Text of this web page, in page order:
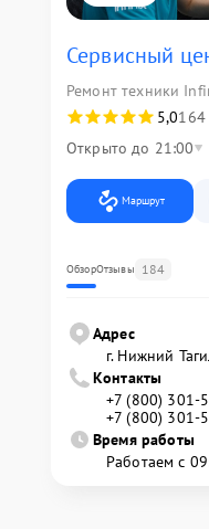
Сервисный
Ремонт техники
5,0164
Открыто до 21:00
Маршрут
ОбзорОтзывы 184
Адрес
г. Нижний
Контакты
+7 (800) 301-
+7 (800) 301-
Время работы
Работаем с